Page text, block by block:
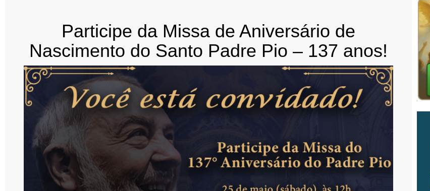
Participe da Missa de Aniversário de
Nascimento do Santo Padre Pio – 137 anos!